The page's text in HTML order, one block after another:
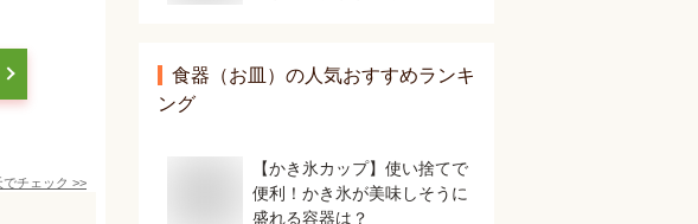
でチェック >>
食器（お皿） の人気おすすめランキ
ング
【かき氷カップ】使い捨てで
便利！かき氷が美味しそうに
盛れる容器は？